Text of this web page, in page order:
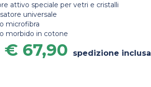
attivo speciale per vetri e cristalli
universale
microfibra
morbido in cotone
€ 67,90 spedizione inclusa